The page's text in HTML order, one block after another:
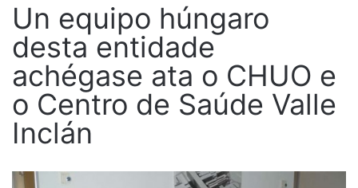
Un equipo húngaro
desta entidade
achégase ata o CHUO e
o Centro de Saúde Valle
Inclán